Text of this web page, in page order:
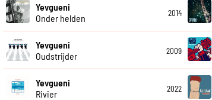
Yevgueni
Onder helden
2014
Yevgueni
Oudstrijder
2009
Yevgueni
Rivier
2022